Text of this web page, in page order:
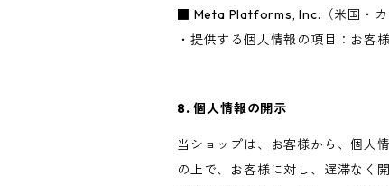
■ Meta Platforms, Inc.（米国・カ
・提供する個人情報の項目：お客
8. 個人情報の開示
当ショップは、お客様から、個人
の上で、お客様に対し、遅滞なく